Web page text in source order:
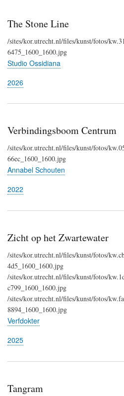
The Stone Line
/sites/kor.utrecht.nl/files/kunst/fotos/
6475_1600_1600.jpg
Studio Ossidiana
2026
Verbindingsboom Centrum
/sites/kor.utrecht.nl/files/kunst/fotos/
66ec_1600_1600.jpg
Annabel Schouten
2022
Zicht op het Zwartewater
/sites/kor.utrecht.nl/files/kunst/fotos/
4d5_1600_1600.jpg
/sites/kor.utrecht.nl/files/kunst/fotos/
c799_1600_1600.jpg
/sites/kor.utrecht.nl/files/kunst/fotos/
8894_1600_1600.jpg
Verfdokter
2025
Tangram